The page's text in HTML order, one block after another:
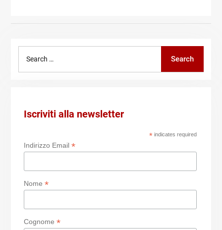
Search
Iscriviti alla newsletter
*indicates required
Indirizzo Email *
Nome *
Cognome *